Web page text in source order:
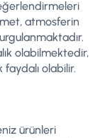
atmosferin
olabilmektedir,
olabilir.
ürünleri